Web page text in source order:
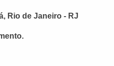
Rio de Janeiro - RJ